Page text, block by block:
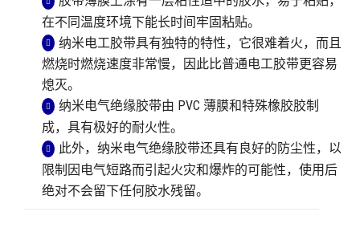
在不同温度环境下能长时间牢固粘贴。
纳米电工胶带具有独特的特性，它很难着火，而且
燃烧时燃烧速度非常慢，因此比普通电工胶带更容易
熄灭。
纳米电气绝缘胶带由 PVC 薄膜和特殊橡胶胶制
成，具有极好的耐火性。
此外，纳米电气绝缘胶带还具有良好的防尘性，以
限制因电气短路而引起火灾和爆炸的可能性，使用后
绝对不会留下任何胶水残留。